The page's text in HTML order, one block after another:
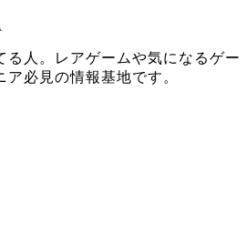
る人。レアゲームや気になるゲー
必見の情報基地です。